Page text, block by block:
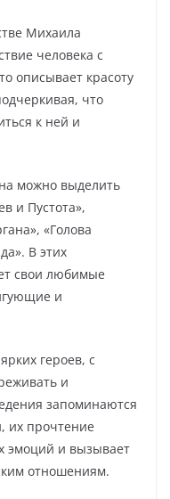
Михаила
человека с
описывает красоту
что
к ней и
можно выделить
и Пустота»,
«Голова
В этих
свои любимые
и
героев, с
и
запоминаются
их прочтение
эмоций и вызывает
отношениям.